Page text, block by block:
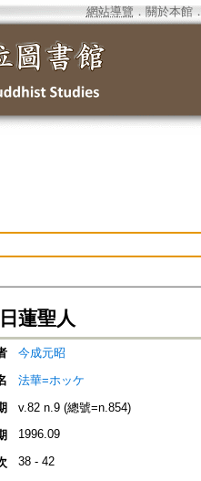
網站導覽 ． 關於本館．
蓮聖人
今成元昭
法華=ホッケ
v.82 n.9 (總號=n.854)
1996.09
38 - 42